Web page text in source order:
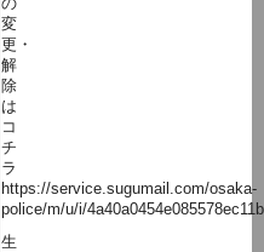
変
更・
解
除
は
コ
チ
ラ
https://service.sugumail.com/osaka-
police/m/u/i/
生